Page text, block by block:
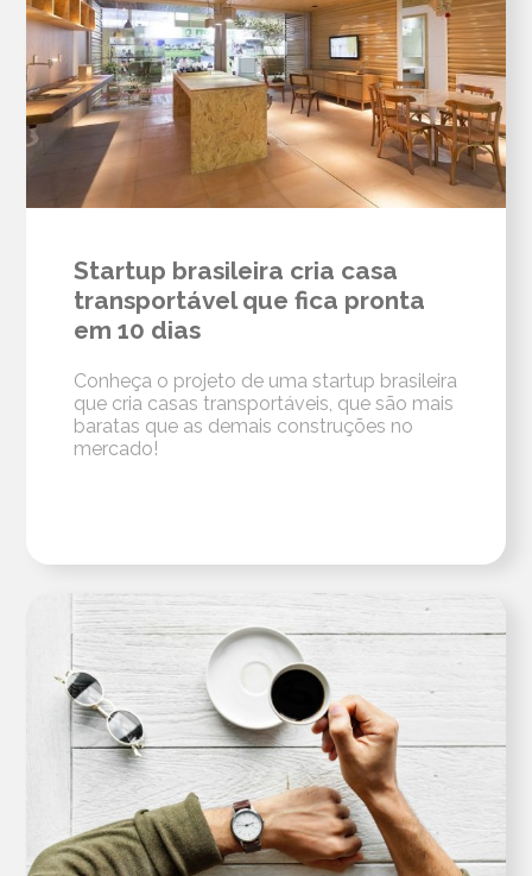
Startup brasileira cria casa
transportável que fica pronta
em 10 dias
Conheça o projeto de uma startup brasileira
que cria casas transportáveis, que são mais
baratas que as demais construções no
mercado!